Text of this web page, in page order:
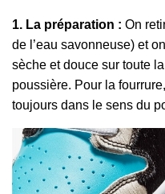
1. La préparation : On
de l’eau savonneuse) et
sèche et douce sur toute
poussière. Pour la
toujours dans le sens du